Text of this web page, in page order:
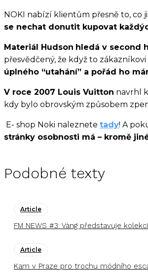
NOKI nabízí klientům přesně to, co
se nechat donutit kupovat
Materiál Hudson hledá v second
přesvědčený, že když to
úplného “utahání” a pořád ho
V roce 2007 Louis Vuitton navrhl
kdy bylo obrovským způsobem
E- shop Noki naleznete tady! A
stránky osobnosti má – kromě
Podobné texty
Article
FM NEWS #3: Vàng představuje
Article
Kam v Praze pro trochu módního